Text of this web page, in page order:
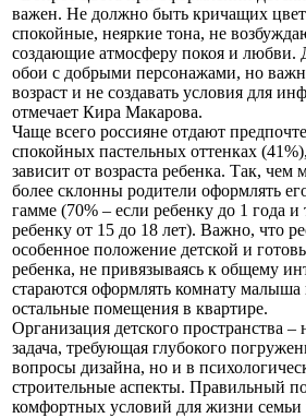
важен. Не должно быть кричащих
спокойные, неяркие тона, не
создающие атмосферу покоя и любви.
обои с добрыми персонажами, но
возраст и не создавать условия для
отмечает Кира Макарова.
Чаще всего россияне отдают
спокойных пастельных оттенках
зависит от возраста ребенка. Так,
более склонны родители оформлять
гамме (70% – если ребенку до 1 года и
ребенку от 15 до 18 лет). Важно, что
особенное положение детской и
ребенка, не привязываясь к общему
стараются оформлять комнату малыша
остальные помещения в квартире.
Организация детского пространства –
задача, требующая глубокого
вопросы дизайна, но и в
строительные аспекты. Правильный
комфортных условий для жизни семьи